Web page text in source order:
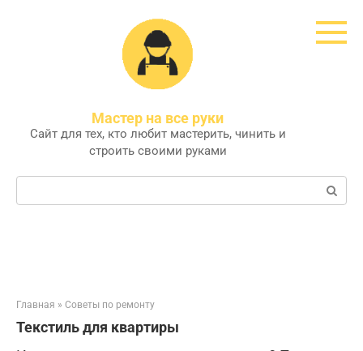
Мастер на все руки
Сайт для тех, кто любит мастерить, чинить и
строить своими руками
Поиск:
Главная » Советы по ремонту
Текстиль для квартиры